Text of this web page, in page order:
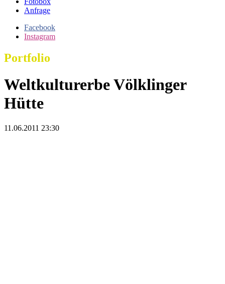
Anfrage
Facebook
Instagram
Portfolio
Weltkulturerbe Völklinger
Hütte
11.06.2011 23:30